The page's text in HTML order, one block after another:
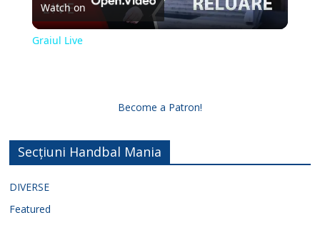
l
y
V
Watch on
Graiul Live
Become a Patron!
Secțiuni Handbal Mania
DIVERSE
Featured